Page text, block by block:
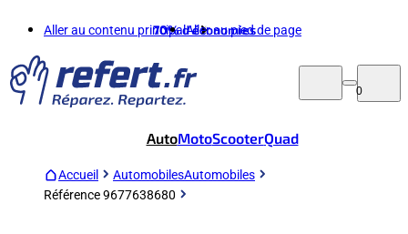
Aller au contenu principalAller au pied de page
70%d'économies
0
AutoMotoScooterQuad
Accueil AutomobilesAutomobiles
Référence 9677638680